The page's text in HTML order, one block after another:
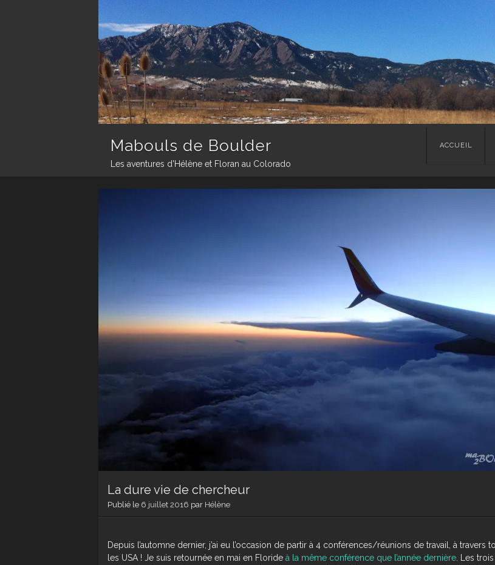
Mabouls de Boulder
Les aventures d'Hélène et Floran au Colorado
Skip
ACCUEIL
La dure vie de chercheur
Publié le 6 juillet 2016 par Hélène
Depuis l’automne dernier, j’ai eu l’occasion de partir à 4 conférences/réunions de travail, à travers
les USA ! Je suis retournée en mai en Floride à la même conférence que l’année dernière . Les trois